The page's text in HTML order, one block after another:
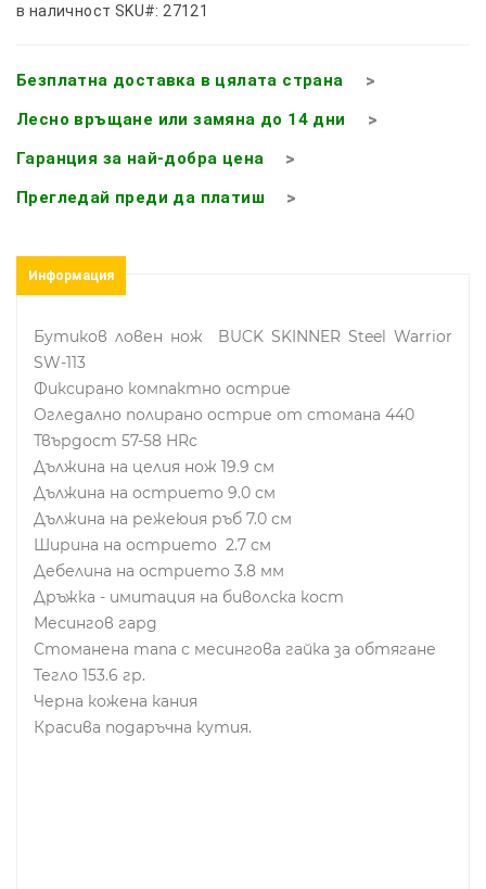
в наличност SKU#: 27121
Безплатна доставка в цялата страна
Лесно връщане или замяна до 14 дни
Гаранция за най-добра цена
Прегледай преди да платиш
Информация
Бутиков ловен нож BUCK SKINNER Steel Warrior
SW-113
Фиксирано компактно острие
Огледално полирано острие от стомана 440
Твърдост 57-58 HRc
Дължина на целия нож 19.9 см
Дължина на острието 9.0 см
Дължина на режеюия ръб 7.0 см
Ширина на острието 2.7 см
Дебелина на острието 3.8 мм
Дръжка - имитация на биволска кост
Месингов гард
Стоманена тапа с месингова гайка за обтягане
Тегло 153.6 гр.
Черна кожена кания
Красива подаръчна кутия.